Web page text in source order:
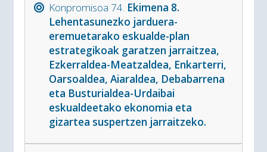
Konpromisoa 74. Ekimena 8.
Lehentasunezko jarduera-
eremuetarako eskualde-plan
estrategikoak garatzen jarraitzea,
Ezkerraldea-Meatzaldea, Enkarterri,
Oarsoaldea, Aiaraldea, Debabarrena
eta Busturialdea-Urdaibai
eskualdeetako ekonomia eta
gizartea suspertzen jarraitzeko.